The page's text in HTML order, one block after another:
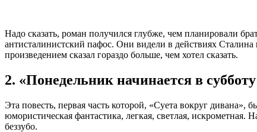
Надо сказать, роман получился глубже, чем планировали
антисталинистский пафос. Они видели в действиях
произведением сказал гораздо больше, чем хотел сказать.
2. «Понедельник начинается в
Эта повесть, первая часть которой, «Суета вокруг дивана»,
юмористическая фантастика, легкая, светлая, искрометная.
беззубо.